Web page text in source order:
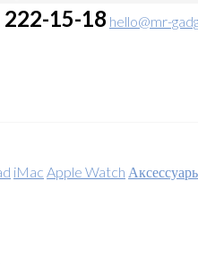
222-15-18 hello@mr-
iMac Apple Watch